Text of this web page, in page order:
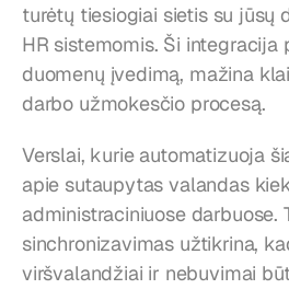
turėtų tiesiogiai sietis su jūsų
HR sistemomis. Ši integracija
duomenų įvedimą, mažina
darbo užmokesčio procesą.
Verslai, kurie automatizuoja
apie sutaupytas valandas
administraciniuose darbuose.
sinchronizavimas užtikrina,
viršvalandžiai ir nebuvimai